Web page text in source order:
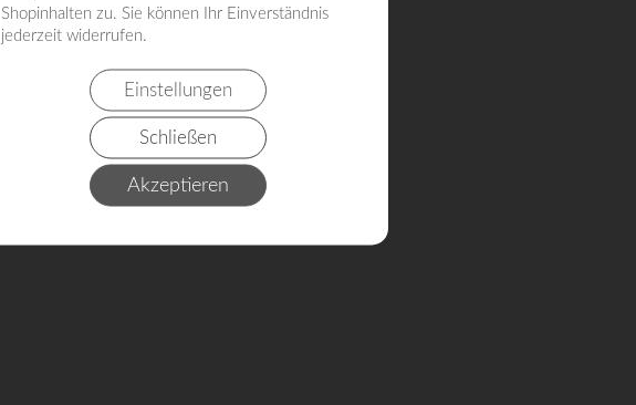
Shopinhalten zu. Sie können Ihr Einverständnis
jederzeit widerrufen.
Einstellungen
Schließen
Akzeptieren